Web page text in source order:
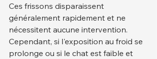
Ces frissons disparaissent
généralement rapidement et ne
nécessitent aucune intervention.
Cependant, si l'exposition au froid se
prolonge ou si le chat est faible et